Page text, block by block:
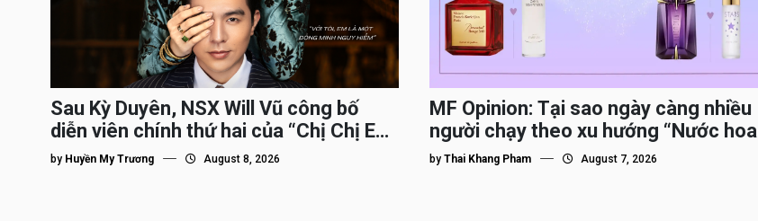
Sau Kỳ Duyên, NSX Will Vũ công bố
diễn viên chính thứ hai của “Chị Chị Em
Em 3″
by Huyền My Trương August 8, 2026
MF Opinion: Tại sao ngày càng nhiều
người chạy theo xu hướng “Nước hoa
Dupe”?
by Thai Khang Pham August 7, 2026